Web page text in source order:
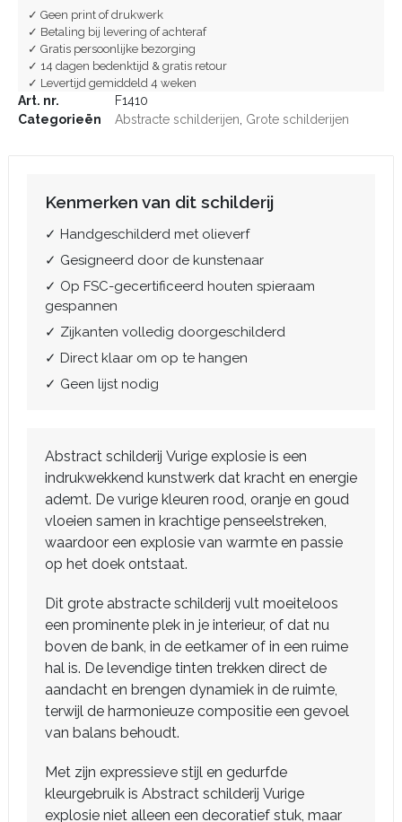
✓ Geen print of drukwerk
✓ Betaling bij levering of achteraf
✓ Gratis persoonlijke bezorging
✓ 14 dagen bedenktijd & gratis retour
✓ Levertijd gemiddeld 4 weken
Art. nr.
F1410
Categorieën
Abstracte schilderijen, Grote schilderijen
Kenmerken van dit schilderij
✓ Handgeschilderd met olieverf
✓ Gesigneerd door de kunstenaar
✓ Op FSC-gecertificeerd houten spieraam
gespannen
✓ Zijkanten volledig doorgeschilderd
✓ Direct klaar om op te hangen
✓ Geen lijst nodig
Abstract schilderij Vurige explosie is een
indrukwekkend kunstwerk dat kracht en energie
ademt. De vurige kleuren rood, oranje en goud
vloeien samen in krachtige penseelstreken,
waardoor een explosie van warmte en passie
op het doek ontstaat.
Dit grote abstracte schilderij vult moeiteloos
een prominente plek in je interieur, of dat nu
boven de bank, in de eetkamer of in een ruime
hal is. De levendige tinten trekken direct de
aandacht en brengen dynamiek in de ruimte,
terwijl de harmonieuze compositie een gevoel
van balans behoudt.
Met zijn expressieve stijl en gedurfde
kleurgebruik is Abstract schilderij Vurige
explosie niet alleen een decoratief stuk, maar